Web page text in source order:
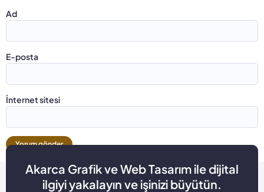
Ad
E-posta
İnternet sitesi
Akarca Grafik ve Web Tasarım ile dijital
ilgiyi yakalayın ve işinizi büyütün.